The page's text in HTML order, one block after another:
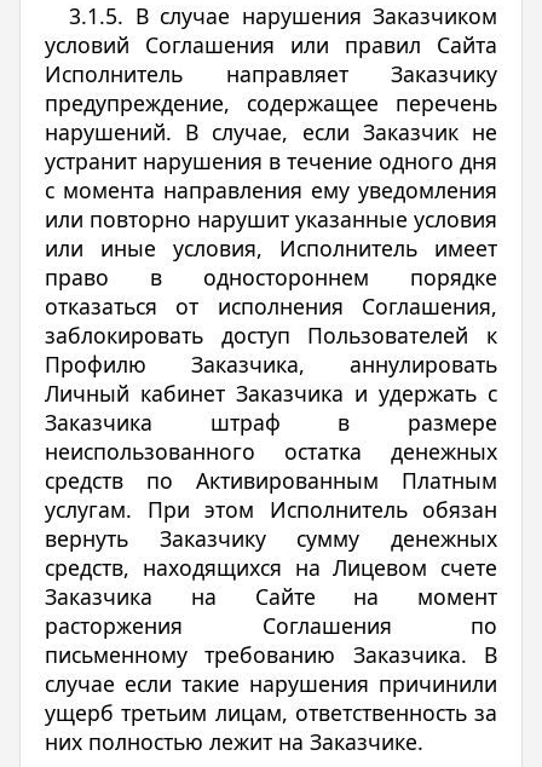
3.1.5. В случае нарушения Заказчиком
условий Соглашения или правил Сайта
Исполнитель направляет Заказчику
предупреждение, содержащее перечень
нарушений. В случае, если Заказчик не
устранит нарушения в течение одного дня
c момента направления ему уведомления
или повторно нарушит указанные условия
или иные условия, Исполнитель имеет
право в одностороннем порядке
отказаться от исполнения Соглашения,
заблокировать доступ Пользователей к
Профилю Заказчика, аннулировать
Личный кабинет Заказчика и удержать с
Заказчика штраф в размере
неиспользованного остатка денежных
средств по Активированным Платным
услугам. При этом Исполнитель обязан
вернуть Заказчику сумму денежных
средств, находящихся на Лицевом счете
Заказчика на Сайте на момент
расторжения Соглашения по
письменному требованию Заказчика. В
случае если такие нарушения причинили
ущерб третьим лицам, ответственность за
них полностью лежит на Заказчике.